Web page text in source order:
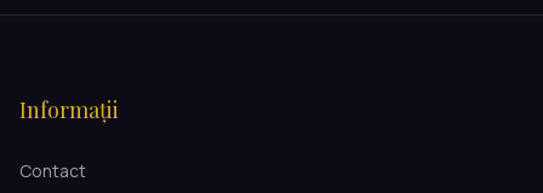
Informații
Contact